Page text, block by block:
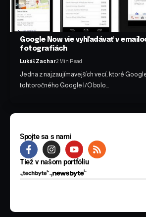
Google Now vie vyhľadávať v
fotografiách
Lukáš Zachar2 Min Read
Jedna z najzaujímavejších vecí, ktoré
tohtoročného Google I/O bolo…
Spojte sa s nami
Tiež v našom portfóliu